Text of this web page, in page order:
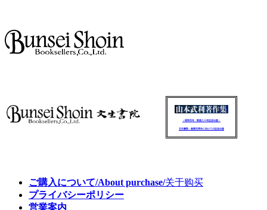
～昭和百年・戦後八十年記念出版～
文生書院：創業百周年に向けての記念出版
ご購入について/About purchase/关于购买
プライバシーポリシー
営業案内